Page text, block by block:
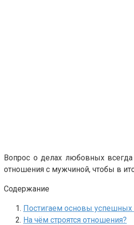
Вопрос о делах любовных
отношения с мужчиной, чтобы в
Содержание
Постигаем основы
На чём строятся отношения?